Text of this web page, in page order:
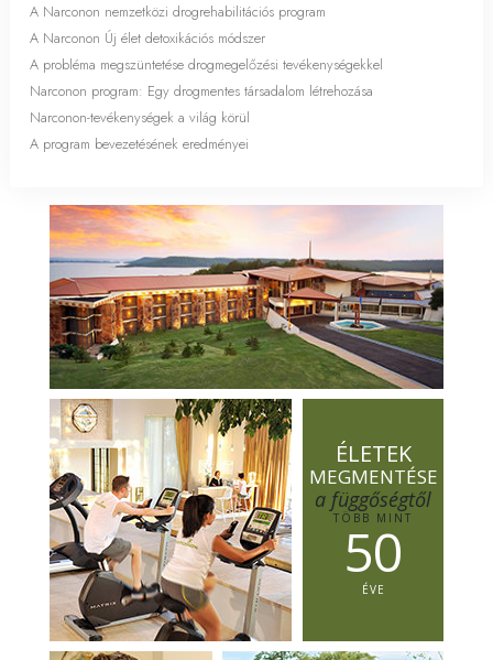
A Narconon nemzetközi drogrehabilitációs program
A Narconon Új élet detoxikációs módszer
A probléma megszüntetése drogmegelőzési tevékenységekkel
Narconon program: Egy drogmentes társadalom létrehozása
Narconon-tevékenységek a világ körül
A program bevezetésének eredményei
ÉLETEK
MEGMENTÉSE
a függőségtől
TÖBB MINT
50
ÉVE